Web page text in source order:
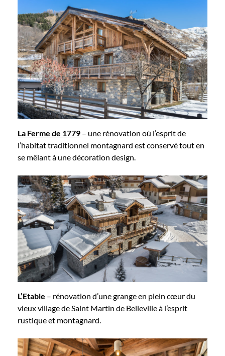
La Ferme de 1779 – une rénovation où l’esprit de
l’habitat traditionnel montagnard est conservé tout en
se mêlant à une décoration design.
L’Etable – rénovation d’une grange en plein cœur du
vieux village de Saint Martin de Belleville à l’esprit
rustique et montagnard.